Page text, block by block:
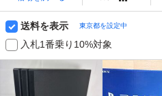
送料を表示 東京都を設定中
入札1番乗り10%対象